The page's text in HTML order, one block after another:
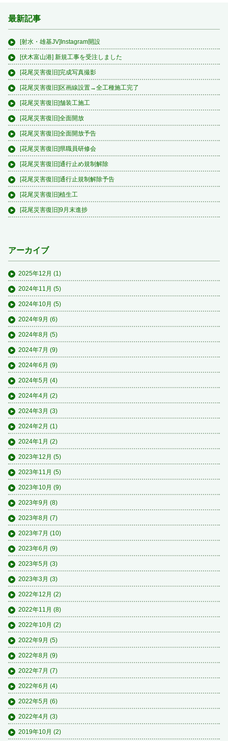
最新記事
[射水・雄基JV]Instagram開設
[伏木富山港] 新規工事を受注しました
[花尾災害復旧]完成写真撮影
[花尾災害復旧]区画線設置→全工種施工完了
[花尾災害復旧]舗装工施工
[花尾災害復旧]全面開放
[花尾災害復旧]全面開放予告
[花尾災害復旧]県職員研修会
[花尾災害復旧]通行止め規制解除
[花尾災害復旧]通行止規制解除予告
[花尾災害復旧]植生工
[花尾災害復旧]9月末進捗
アーカイブ
2025年12月 (1)
2024年11月 (5)
2024年10月 (5)
2024年9月 (6)
2024年8月 (5)
2024年7月 (9)
2024年6月 (9)
2024年5月 (4)
2024年4月 (2)
2024年3月 (3)
2024年2月 (1)
2024年1月 (2)
2023年12月 (5)
2023年11月 (5)
2023年10月 (9)
2023年9月 (8)
2023年8月 (7)
2023年7月 (10)
2023年6月 (9)
2023年5月 (3)
2023年3月 (3)
2022年12月 (2)
2022年11月 (8)
2022年10月 (2)
2022年9月 (5)
2022年8月 (9)
2022年7月 (7)
2022年6月 (4)
2022年5月 (6)
2022年4月 (3)
2019年10月 (2)